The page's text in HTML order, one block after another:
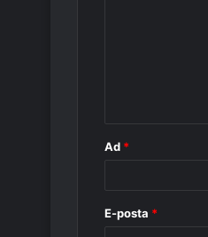
Ad *
E-posta *